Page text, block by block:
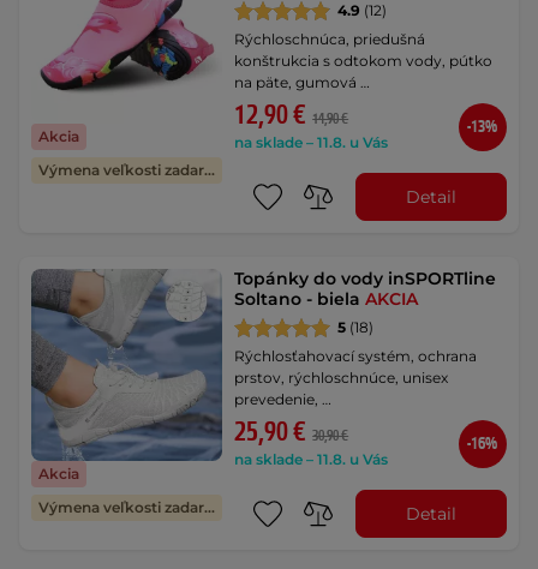
Akcia
Výmena veľkosti zadarmo
4.9 (12)
Rýchloschnúca, priedušná
konštrukcia s odtokom vody, pútko
na päte, gumová …
12,90 € 14,90 €
na sklade – 11.8. u Vás
-13%
Detail
Akcia
Výmena veľkosti zadarmo
Topánky do vody inSPORTline
Soltano - bielaAKCIA
5 (18)
Rýchlosťahovací systém, ochrana
prstov, rýchloschnúce, unisex
prevedenie, …
25,90 € 30,90 €
na sklade – 11.8. u Vás
-16%
Detail